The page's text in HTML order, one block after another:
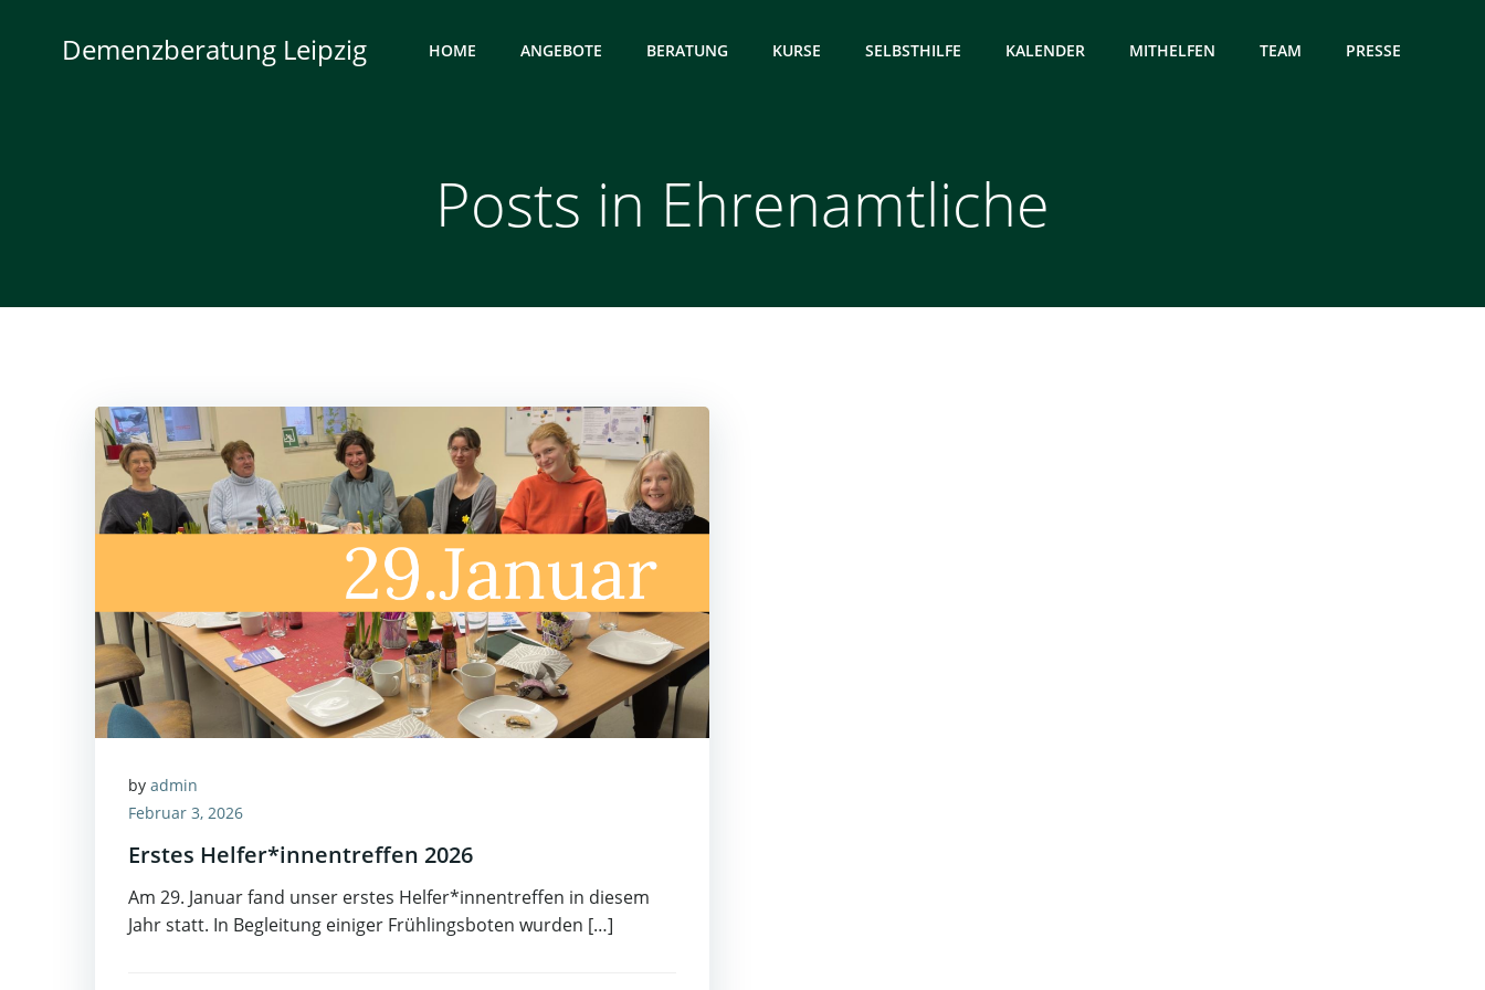
springenDemenzberatung Leipzig HOME ANGEBOTE BERATUNG KURSE SELBSTHILFE KALENDER MITHELFEN TEAM PRESSE
Posts in Ehrenamtliche
by admin
Februar 3, 2026
Erstes Helfer*innentreffen 2026
Am 29. Januar fand unser erstes Helfer*innentreffen in diesem
Jahr statt. In Begleitung einiger Frühlingsboten wurden […]